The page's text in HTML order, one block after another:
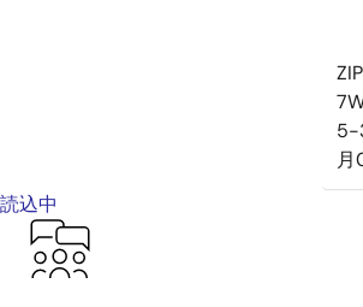
ZIP
5-
月
読込中